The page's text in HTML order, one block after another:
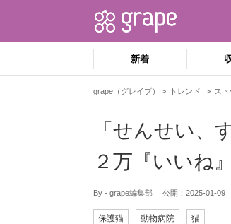
新着
grape（グレイプ） トレンド ス
「せんせい
２万『いいね』
By - grape編集部 公開： 2025-01-09
保護猫 動物病院 猫